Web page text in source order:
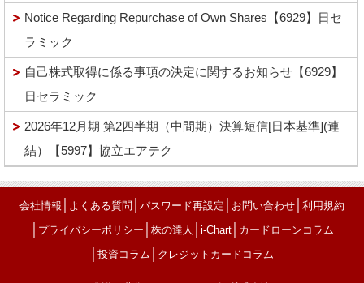
Notice Regarding Repurchase of Own Shares【6929】日セ
ラミック
自己株式取得に係る事項の決定に関するお知らせ【6929】
日セラミック
2026年12月期 第2四半期（中間期）決算短信[日本基準](連
結）【5997】協立エアテク
会社情報 よくある質問 パスワード再設定 お問い合わせ 利用規約
プライバシーポリシー 株の達人 i-Chart│ カードローンコラム
投資コラム クレジットカードコラム